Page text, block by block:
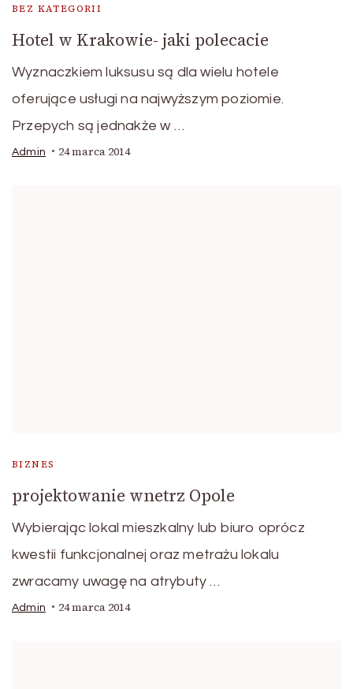
BEZ KATEGORII
Hotel w Krakowie- jaki polecacie
Wyznaczkiem luksusu są dla wielu hotele
oferujące usługi na najwyższym poziomie.
Przepych są jednakże w …
Admin 24 marca 2014
BIZNES
projektowanie wnetrz Opole
Wybierając lokal mieszkalny lub biuro oprócz
kwestii funkcjonalnej oraz metrażu lokalu
zwracamy uwagę na atrybuty …
Admin 24 marca 2014